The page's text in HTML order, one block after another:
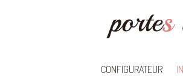
CONFIGURATEUR